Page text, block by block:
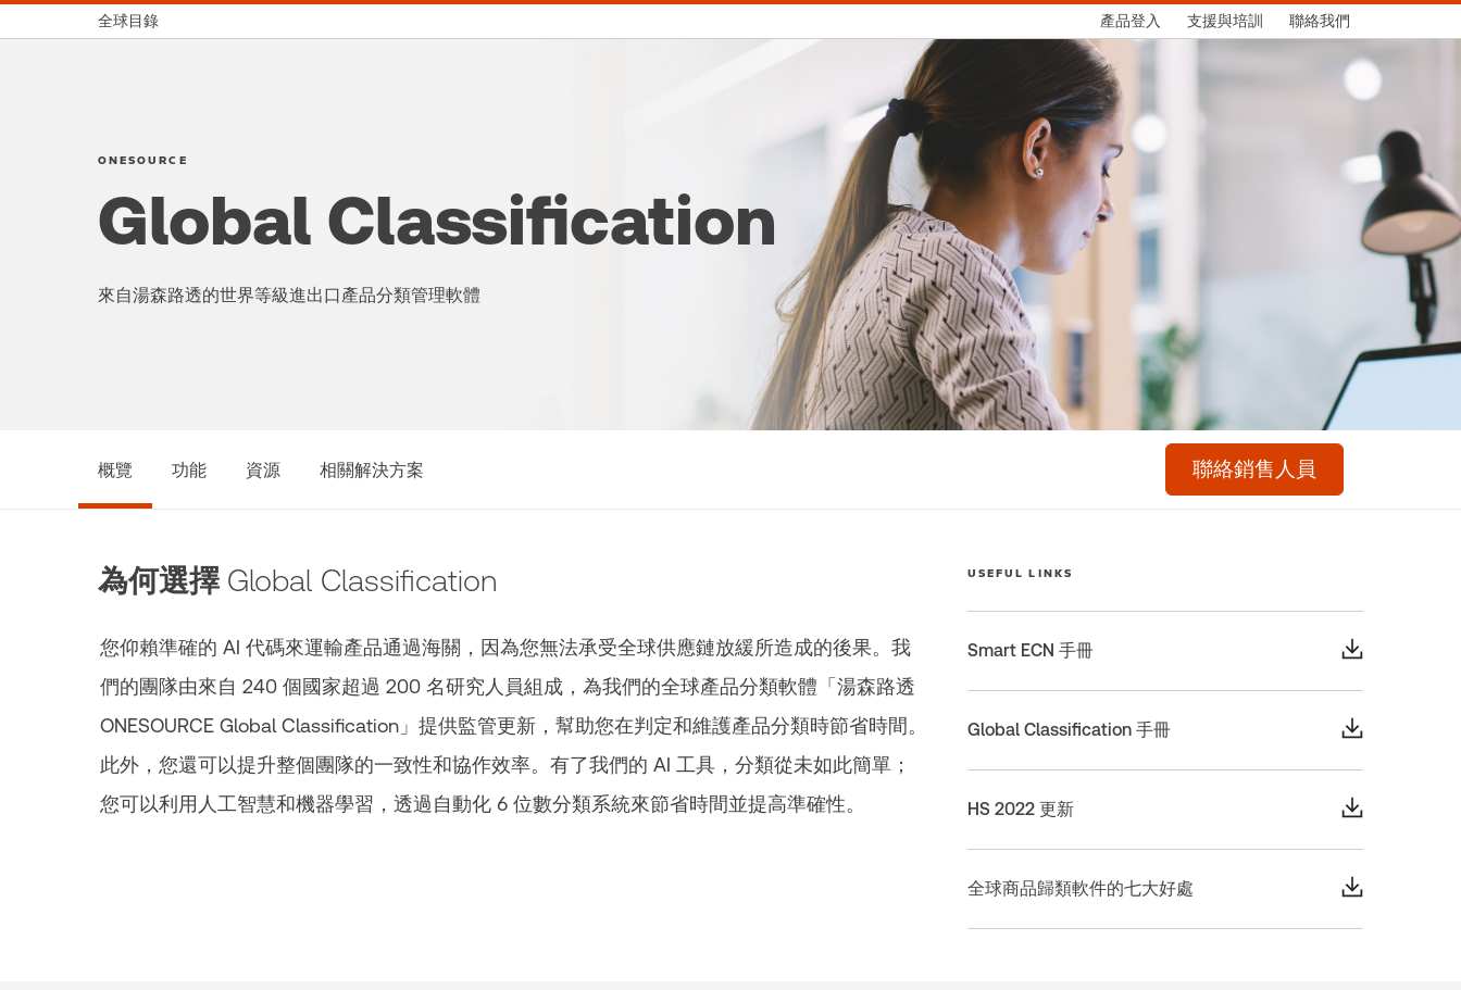
全球目錄 產品登入 支援與培訓 聯絡我們
ONESOURCE
Global Classification
來自湯森路透的世界等級進出口產品分類管理軟體
概覽 功能 資源 相關解決方案 聯絡銷售人員
為何選擇 Global Classification
您仰賴準確的 AI 代碼來運輸產品通過海關，因為您無法承受全球供應鏈放緩所造成的後果。我
們的團隊由來自 240 個國家超過 200 名研究人員組成，為我們的全球產品分類軟體「湯森路透
ONESOURCE Global Classification」提供監管更新，幫助您在判定和維護產品分類時節省時間。
此外，您還可以提升整個團隊的一致性和協作效率。有了我們的 AI 工具，分類從未如此簡單；
您可以利用人工智慧和機器學習，透過自動化 6 位數分類系統來節省時間並提高準確性。
USEFUL LINKS
Smart ECN 手冊
Global Classification 手冊
HS 2022 更新
全球商品歸類軟件的七大好處